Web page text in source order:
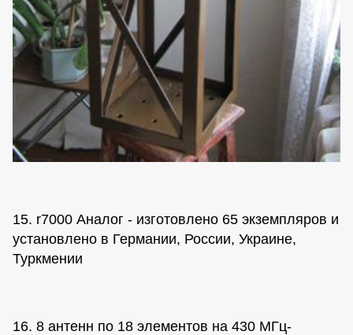
15. r7000 Аналог - изготовлено 65 экземпляров и
установлено в Германии, России, Украине,
Туркмении
16. 8 антенн по 18 элементов на 430 МГц-